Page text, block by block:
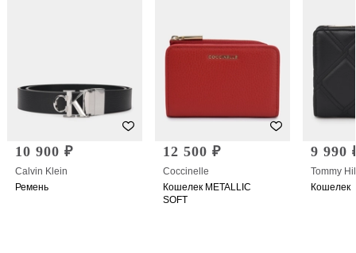
10 900 ₽
Calvin Klein
Ремень
12 500 ₽
Coccinelle
Кошелек METALLIC
SOFT
9 990
Tommy
Кошелек